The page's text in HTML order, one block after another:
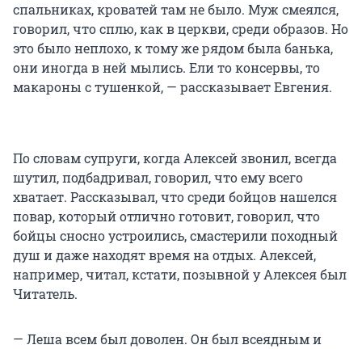
спальниках, кроватей там не было. Муж смеялся,
говорил, что сплю, как в церкви, среди образов. Но
это было неплохо, к тому же рядом была банька,
они иногда в ней мылись. Ели то консервы, то
макароны с тушенкой, — рассказывает Евгения.
По словам супруги, когда Алексей звонил, всегда
шутил, подбадривал, говорил, что ему всего
хватает. Рассказывал, что среди бойцов нашелся
повар, который отлично готовит, говорил, что
бойцы сносно устроились, смастерили походный
душ и даже находят время на отдых. Алексей,
например, читал, кстати, позывной у Алексея был
Читатель.
— Леша всем был доволен. Он был всеядным и